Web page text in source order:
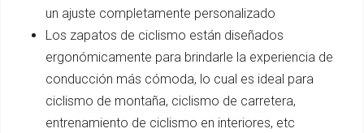
un ajuste completamente personalizado
Los zapatos de ciclismo están diseñados
ergonómicamente para brindarle la experiencia de
conducción más cómoda, lo cual es ideal para
ciclismo de montaña, ciclismo de carretera,
entrenamiento de ciclismo en interiores, etc